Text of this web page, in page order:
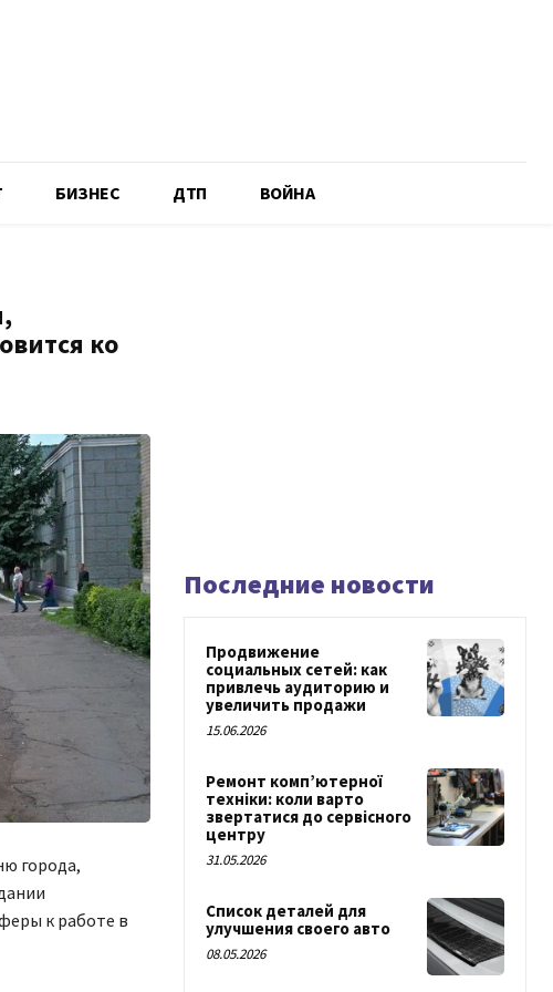
БИЗНЕС ДТП ВОЙНА
ко
города,
к работе в
Последние новости
Продвижение
социальных сетей: как
привлечь аудиторию и
увеличить продажи
15.06.2026
Ремонт комп’ютерної
техніки: коли варто
звертатися до сервісного
центру
31.05.2026
Список деталей для
улучшения своего авто
08.05.2026